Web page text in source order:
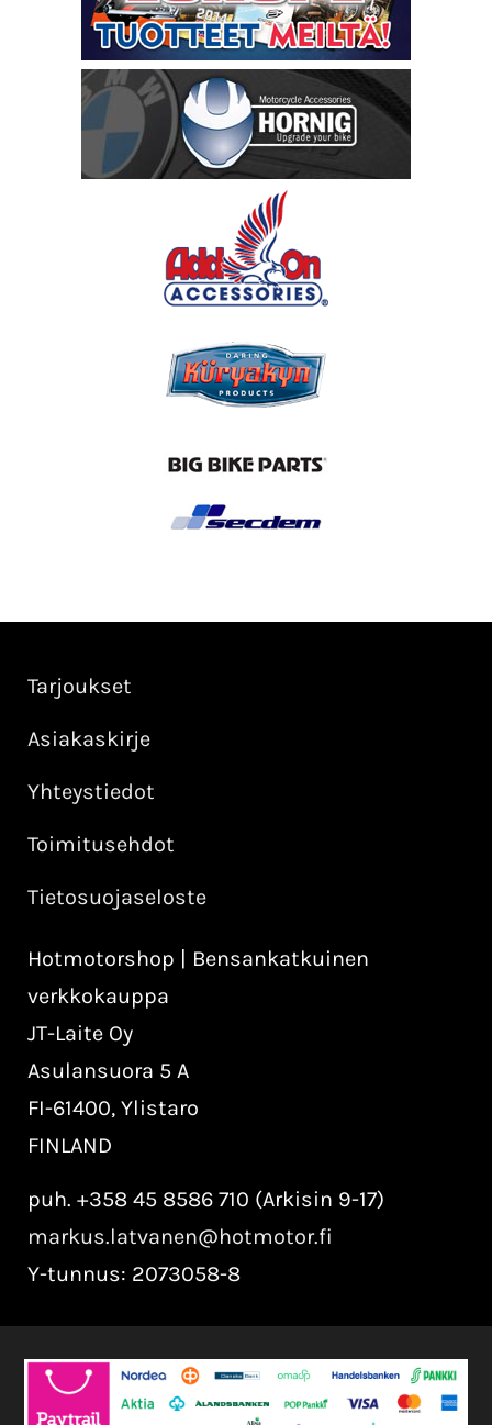
Tarjoukset
Asiakaskirje
Yhteystiedot
Toimitusehdot
Tietosuojaseloste
Hotmotorshop | Bensankatkuinen
verkkokauppa
JT-Laite Oy
Asulansuora 5 A
FI-61400, Ylistaro
FINLAND
puh. +358 45 8586 710 (Arkisin 9-17)
markus.latvanen@hotmotor.fi
Y-tunnus: 2073058-8